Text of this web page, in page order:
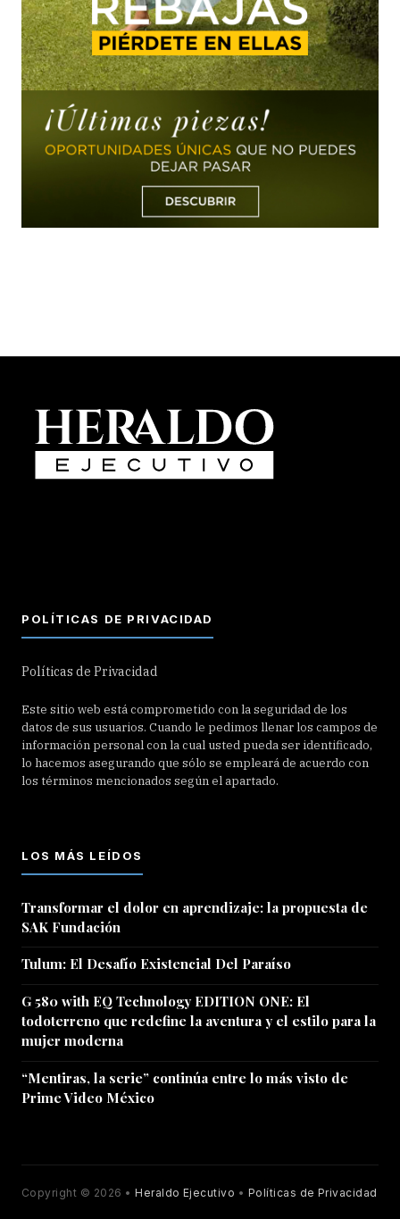
POLÍTICAS DE PRIVACIDAD
Políticas de Privacidad
Este sitio web está comprometido con la seguridad de los
datos de sus usuarios. Cuando le pedimos llenar los campos de
información personal con la cual usted pueda ser identificado,
lo hacemos asegurando que sólo se empleará de acuerdo con
los términos mencionados según el apartado.
LOS MÁS LEÍDOS
Transformar el dolor en aprendizaje: la propuesta de
SAK Fundación
Tulum: El Desafío Existencial Del Paraíso
G 580 with EQ Technology EDITION ONE: El
todoterreno que redefine la aventura y el estilo para la
mujer moderna
“Mentiras, la serie” continúa entre lo más visto de
Prime Video México
Copyright © 2026 •Heraldo Ejecutivo • Políticas de Privacidad